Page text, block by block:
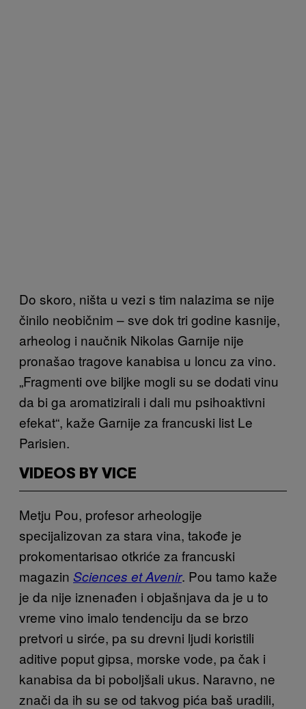
Do skoro, ništa u vezi s tim nalazima se nije
činilo neobičnim – sve dok tri godine kasnije,
arheolog i naučnik Nikolas Garnije nije
pronašao tragove kanabisa u loncu za vino.
„Fragmenti ove biljke mogli su se dodati vinu
da bi ga aromatizirali i dali mu psihoaktivni
efekat“, kaže Garnije za francuski list Le
Parisien.
VIDEOS BY VICE
Metju Pou, profesor arheologije
specijalizovan za stara vina, takođe je
prokomentarisao otkriće za francuski
magazin Sciences et Avenir. Pou tamo kaže
je da nije iznenađen i objašnjava da je u to
vreme vino imalo tendenciju da se brzo
pretvori u sirće, pa su drevni ljudi koristili
aditive poput gipsa, morske vode, pa čak i
kanabisa da bi poboljšali ukus. Naravno, ne
znači da ih su se od takvog pića baš uradili,